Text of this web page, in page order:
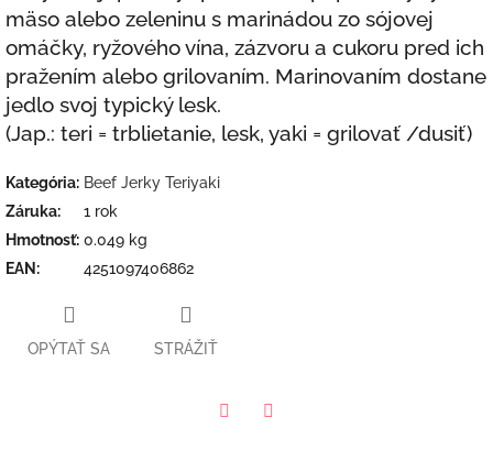
mäso alebo zeleninu s marinádou zo sójovej
omáčky, ryžového vína, zázvoru a cukoru pred ich
pražením alebo grilovaním. Marinovaním dostane
jedlo svoj typický lesk.
(Jap.: teri = trblietanie, lesk, yaki = grilovať /dusiť)
Kategória: Beef Jerky Teriyaki
Záruka:
1 rok
Hmotnosť: 0.049 kg
EAN : 4251097406862
OPÝTAŤ SA STRÁŽIŤ